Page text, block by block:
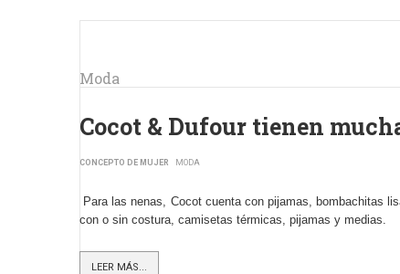
Moda
Cocot & Dufour tienen
CONCEPTO DE MUJER MODA
Para las nenas, Cocot cuenta con pijamas, bombachitas
con o sin costura, camisetas térmicas, pijamas y medias.
LEER MÁS...